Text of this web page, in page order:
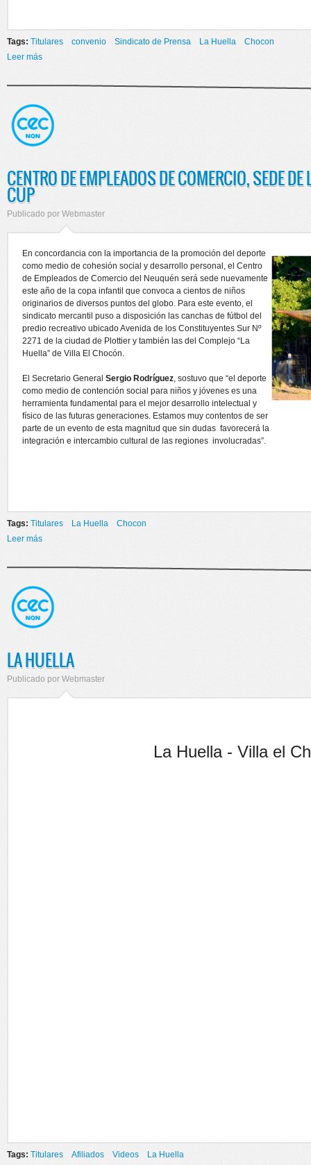
Tags: Titulares convenio Sindicato de Prensa La Huella
Chocon
Leer más
CENTRO DE EMPLEADOS DE COMERCIO, SEDE
CUP
Publicado por Webmaster
En concordancia con la importancia de la promoción del deporte
como medio de cohesión social y desarrollo personal, el Centro
de Empleados de Comercio del Neuquén será sede nuevamente
este año de la copa infantil que convoca a cientos de niños
originarios de diversos puntos del globo. Para este evento, el
sindicato mercantil puso a disposición las canchas de fútbol del
predio recreativo ubicado Avenida de los Constituyentes Sur Nº
2271 de la ciudad de Plottier y también las del Complejo “La
Huella” de Villa El Chocón.
El Secretario General Sergio Rodríguez, sostuvo que “el deporte
como medio de contención social para niños y jóvenes es una
herramienta fundamental para el mejor desarrollo intelectual y
físico de las futuras generaciones. Estamos muy contentos de ser
parte de un evento de esta magnitud que sin dudas favorecerá la
integración e intercambio cultural de las regiones involucradas”.
Tags: Titulares La Huella
Chocon
Leer más
LA HUELLA
Publicado por Webmaster
La Huella - Villa el
Tags: Titulares Afiliados Videos La Huella